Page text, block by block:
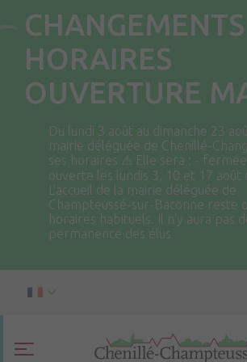
CHANGEMENTS
HORAIRES
OUVERTURE
Du lundi 3 août au dimanche 23
mairie déléguée de Chenillé-
ses horaires ⚠ Elle sera : - fermée
ouverte les lundis 3, 10 et 17 août
L'accueil de la mairie déléguée de
Champteussé-sur-Baconne reste
horaires habituels. Il n'y aura pas
permanence des élus